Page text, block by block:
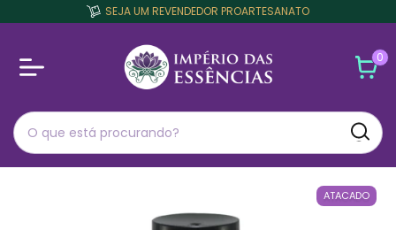
SEJA UM REVENDEDOR PROARTESANATO
0
ATACADO